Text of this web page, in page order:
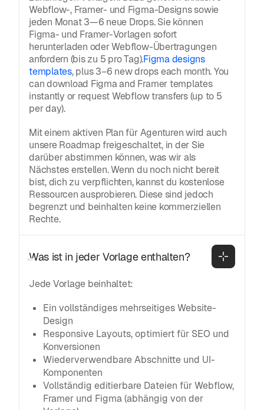
Webflow-, Framer- und Figma-Designs sowie
jeden Monat 3—6 neue Drops. Sie können
Figma- und Framer-Vorlagen sofort
herunterladen oder Webflow-Übertragungen
anfordern (bis zu 5 pro Tag).Figma designs
templates, plus 3–6 new drops each month. You
can download Figma and Framer templates
instantly or request Webflow transfers (up to 5
per day).
Mit einem aktiven Plan für Agenturen wird auch
unsere Roadmap freigeschaltet, in der Sie
darüber abstimmen können, was wir als
Nächstes erstellen. Wenn du noch nicht bereit
bist, dich zu verpflichten, kannst du kostenlose
Ressourcen ausprobieren. Diese sind jedoch
begrenzt und beinhalten keine kommerziellen
Rechte.
Was ist in jeder Vorlage enthalten?
Jede Vorlage beinhaltet:
Ein vollständiges mehrseitiges Website-
Design
Responsive Layouts, optimiert für SEO und
Konversionen
Wiederverwendbare Abschnitte und UI-
Komponenten
Vollständig editierbare Dateien für Webflow,
Framer und Figma (abhängig von der